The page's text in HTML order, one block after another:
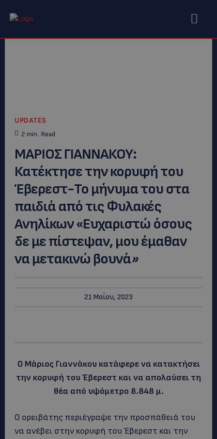
UPDATES
2 min. Read
ΜΑΡΙΟΣ ΓΙΑΝΝΑΚΟΥ:
Κατέκτησε την κορυφή του
Έβερεστ-Το μήνυμα του στα
παιδιά από τις Φυλακές
Ανηλίκων «Ευχαριστώ όσους
δε με πίστεψαν, μου έμαθαν
να μετακινώ βουνά»
21 Μαΐου, 2023
Ο Μάριος Γιαννάκου κατάφερε να κατακτήσει
την κορυφή του Έβερεστ και να απολαύσει τη
θέα από υψόμετρο 8.848 μ.
Ο ορειβάτης περιέγραψε την προσπάθειά του
να ανέβει στην κορυφή του Έβερεστ και την